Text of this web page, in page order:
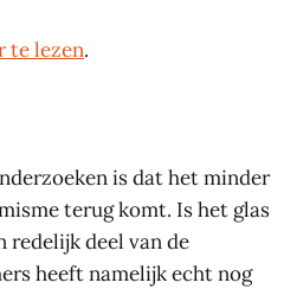
te lezen.
is dat het minder
terug komt. Is het glas
redelijk deel van de
heeft namelijk echt nog